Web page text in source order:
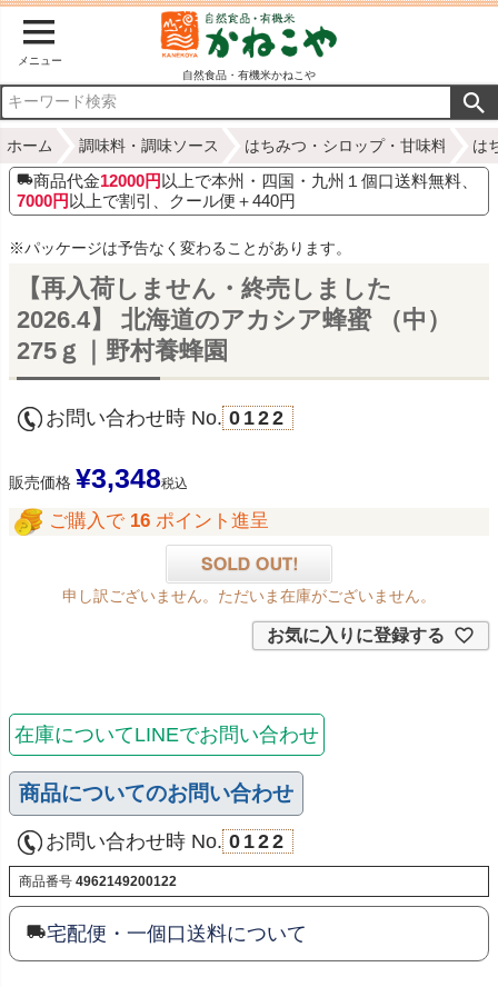
メニュー
自然食品・有機米かねこや
ホーム 調味料・調味ソース はちみつ・シロップ・甘味料 は
商品代金12000円 以上で本州・四国・九州１個口送料無料、
7000円 以上で割引、クール便＋440円
※パッケージは予告なく変わることがあります。
【再入荷しません・終売しました
2026.4】 北海道のアカシア蜂蜜 （中）
275ｇ｜野村養蜂園
お問い合わせ時 No. 0122
販売価格 ¥3,348税込
ご購入で 16 ポイント進呈
申し訳ございません。ただいま在庫がございません。
お気に入りに登録する
在庫についてLINEでお問い合わせ
商品についてのお問い合わせ
お問い合わせ時 No. 0122
商品番号 4962149200122
宅配便・一個口送料について